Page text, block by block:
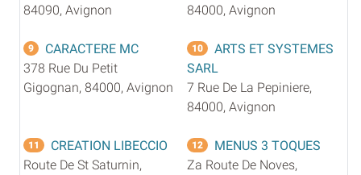
84090, Avignon
84000, Avignon
9
CARACTERE MC
378 Rue Du Petit
Gigognan, 84000, Avignon
10
ARTS ET SYSTEMES
SARL
7 Rue De La Pepiniere,
84000, Avignon
11
CREATION LIBECCIO
Route De St Saturnin,
12
MENUS 3 TOQUES
Za Route De Noves,